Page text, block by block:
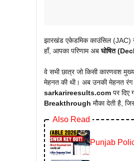
झारखंड एकेडमिक काउंसिल (JAC)
हाँ, आपका परिणाम अबघोषित
वे सभी छात्र जो किसी कारणवश मुख्य
मेहनत की थी। अब उनकी मेहनत
sarkarireesults.com पर
Breakthrough मौका देती है,
Also Read
Punjab